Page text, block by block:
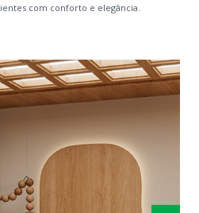
com conforto e elegância.